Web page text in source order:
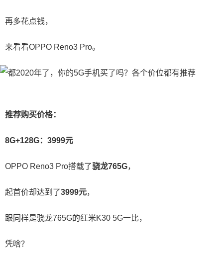
再多花点钱，
来看看OPPO Reno3 Pro。
推荐购买价格：
8G+128G：3999元
OPPO Reno3 Pro搭载了骁龙765G，
起首价却达到了3999元，
跟同样是骁龙765G的红米K30 5G一比，
凭啥？